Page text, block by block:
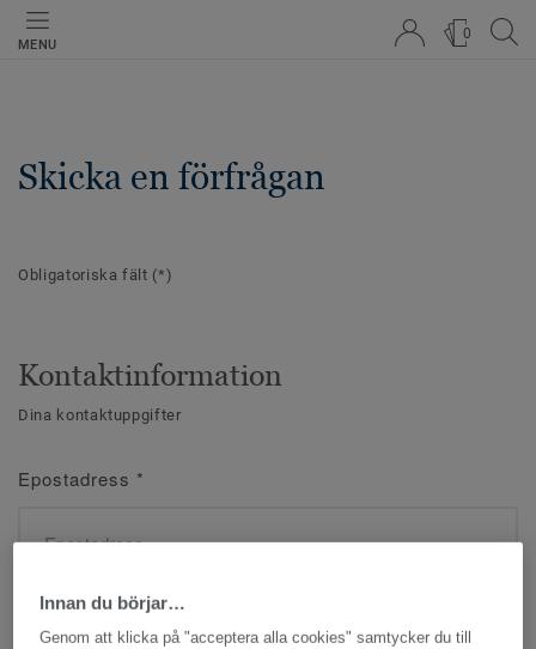
MENU
0
Skicka en förfrågan
Obligatoriska fält (*)
Kontaktinformation
Dina kontaktuppgifter
Epostadress *
Namn*
Innan du börjar…
Genom att klicka på "acceptera alla cookies" samtycker du till